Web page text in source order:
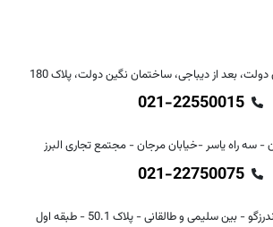
دولت، بعد از دیباجی، ساختمان نگین دولت، پلاک 180
021-22550015
- سه راه یاسر -خیابان مرجان - مجتمع تجاری البرز
021-22750075
- بین سلیمی و طالقانی - پلاک 50.1 - طبقه اول